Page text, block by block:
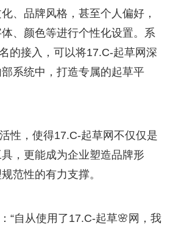
、品牌风格，甚至个人偏好，
、颜色等进行个性化设置。系
的接入，可以将17.C-起草网深
系统中，打造专属的起草平
性，使得17.C-起草网不仅仅是
，更能成为企业塑造品牌形
范性的有力支撑。
“自从使用了17.C-起草🌸网，我